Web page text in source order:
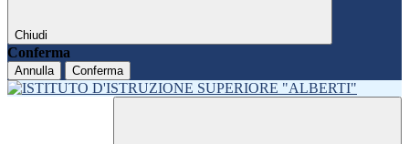
Chiudi
Conferma
Annulla Conferma